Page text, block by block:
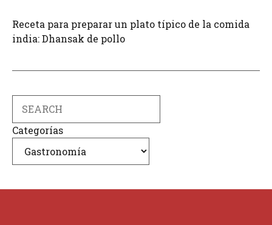
Receta para preparar un plato típico de la comida
india: Dhansak de pollo
Categorías